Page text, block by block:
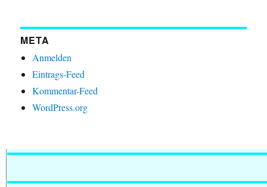
META
Anmelden
Eintrags-Feed
Kommentar-Feed
WordPress.org